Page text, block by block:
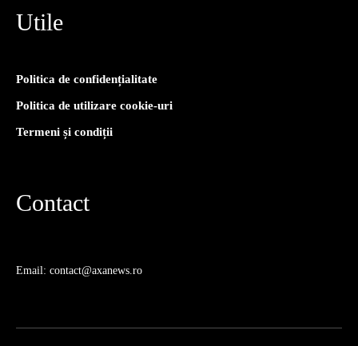
Utile
Politica de confidențialitate
Politica de utilizare cookie-uri
Termeni și condiții
Contact
Email: contact@axanews.ro